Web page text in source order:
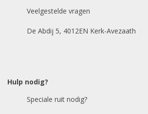
Bouwjaar
Veelgestelde vragen
De Abdij 5, 4012EN Kerk-Avezaath
Hulp nodig?
Speciale ruit nodig?